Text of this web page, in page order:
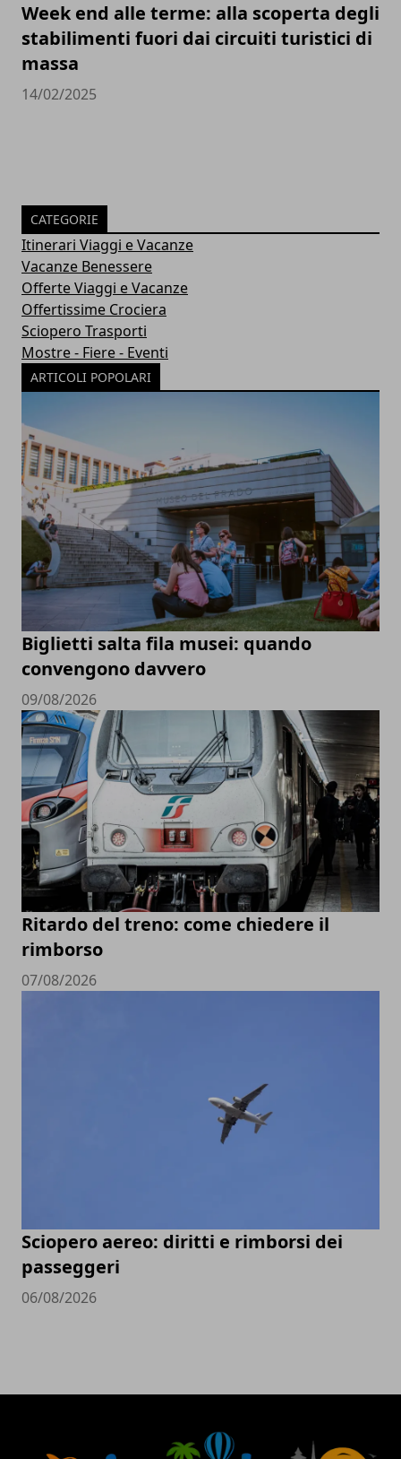
Week end alle terme: alla scoperta degli
stabilimenti fuori dai circuiti turistici di
massa
14/02/2025
CATEGORIE
Itinerari Viaggi e Vacanze
Vacanze Benessere
Offerte Viaggi e Vacanze
Offertissime Crociera
Sciopero Trasporti
Mostre - Fiere - Eventi
ARTICOLI POPOLARI
Biglietti salta fila musei: quando
convengono davvero
09/08/2026
Ritardo del treno: come chiedere il
rimborso
07/08/2026
Sciopero aereo: diritti e rimborsi dei
passeggeri
06/08/2026